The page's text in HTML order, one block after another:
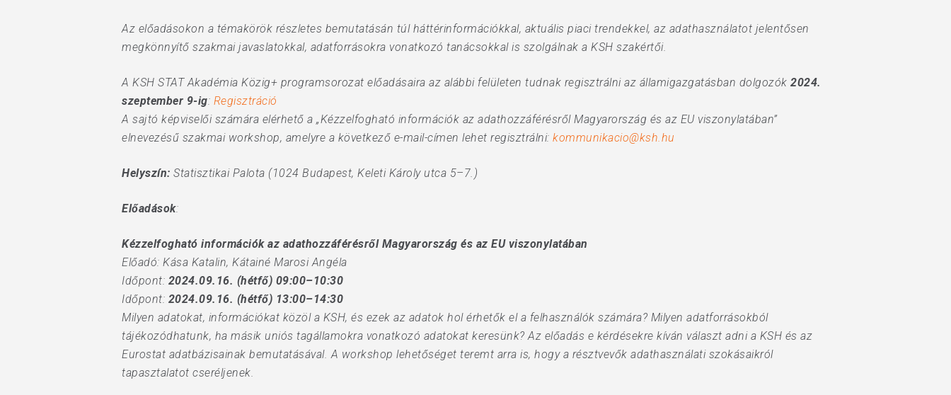
Az előadásokon a témakörök részletes bemutatásán túl háttérinformációkkal, aktuális piaci trendekkel, az adathasználatot jelentősen
megkönnyítő szakmai javaslatokkal, adatforrásokra vonatkozó tanácsokkal is szolgálnak a KSH szakértői.
A KSH STAT Akadémia Közig+ programsorozat előadásaira az alábbi felületen tudnak regisztrálni az államigazgatásban dolgozók 2024.
szeptember 9-ig: Regisztráció
A sajtó képviselői számára elérhető a „Kézzelfogható információk az adathozzáférésről Magyarország és az EU viszonylatában”
elnevezésű szakmai workshop, amelyre a következő e-mail-címen lehet regisztrálni: kommunikacio@ksh.hu
Helyszín: Statisztikai Palota (1024 Budapest, Keleti Károly utca 5–7.)
Előadások:
Kézzelfogható információk az adathozzáférésről Magyarország és az EU viszonylatában
Előadó: Kása Katalin, Kátainé Marosi Angéla
Időpont: 2024.09.16. (hétfő) 09:00–10:30
Időpont: 2024.09.16. (hétfő) 13:00–14:30
Milyen adatokat, információkat közöl a KSH, és ezek az adatok hol érhetők el a felhasználók számára? Milyen adatforrásokból
tájékozódhatunk, ha másik uniós tagállamokra vonatkozó adatokat keresünk? Az előadás e kérdésekre kíván választ adni a KSH és az
Eurostat adatbázisainak bemutatásával. A workshop lehetőséget teremt arra is, hogy a résztvevők adathasználati szokásaikról
tapasztalatot cseréljenek.